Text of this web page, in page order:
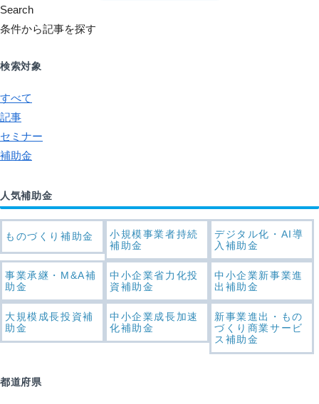
Search
条件から記事を探す
検索対象
すべて
記事
セミナー
補助金
人気補助金
ものづくり補助金
小規模事業者持続
補助金
デジタル化・AI導
入補助金
事業承継・M&A補
助金
中小企業省力化投
資補助金
中小企業新事業進
出補助金
大規模成長投資補
助金
中小企業成長加速
化補助金
新事業進出・もの
づくり商業サービ
ス補助金
都道府県